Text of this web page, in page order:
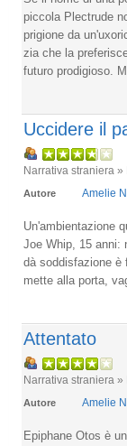
piccola Plectrude
prigione da
zia che la
futuro prodigioso.
Uccidere il
Narrativa straniera »
Autore Amelie
Un'ambientazione
Joe Whip, 15 anni:
dà soddisfazione è
mette alla porta,
Attentato
Narrativa straniera »
Autore Amelie
Epiphane Otos è